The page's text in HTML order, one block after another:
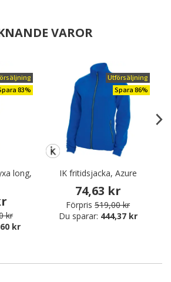
VAROR
83%
long,
kr
kr
Utförsäljning
Spara 86%
IK fritidsjacka, Azure
74,63 kr
Förpris 519,00 kr
Du sparar: 444,37 kr